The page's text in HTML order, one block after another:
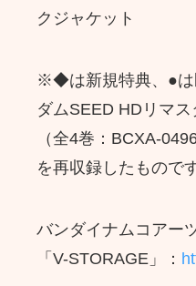
クジャケット
※◆は新規特典、●は
ダムSEED HDリマス
（全4巻：BCXA-
を再収録したものです
バンダイナムコアー
「V-STORAGE」：